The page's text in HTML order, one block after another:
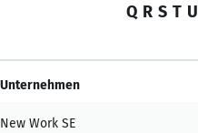
Q R S T U
Unternehmen
New Work SE